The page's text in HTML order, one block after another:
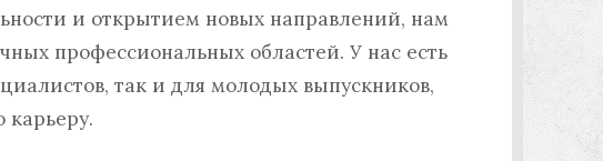
и открытием новых направлений, нам
профессиональных областей. У нас есть
так и для молодых выпускников,
карьеру.